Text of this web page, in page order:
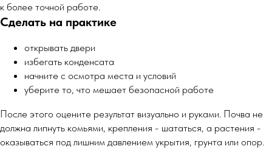
к более точной работе.
Сделать на практике
открывать двери
избегать конденсата
начните с осмотра места и условий
уберите то, что мешает безопасной работе
После этого оцените результат визуально и руками. Почва не
должна липнуть комьями, крепления - шататься, а растения -
оказываться под лишним давлением укрытия, грунта или опор.